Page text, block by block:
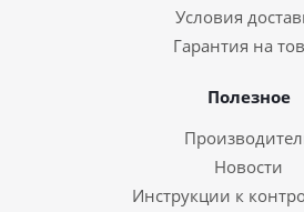
Условия
Гарантия на
Полезное
Новости
Инструкции к